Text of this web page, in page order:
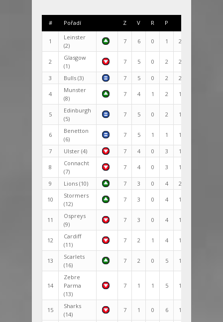
# Pořadí Z V R P
1
Leinster
(2)
7 6 0 1 227:136
2
Glasgow
(1)
7 5 0 2 208:163
3 Bulls (3) 7 5 0 2 274:156
4
Munster
(8)
7 4 1 2 172:122
5
Edinburgh
(5)
7 5 0 2 171:162
6
Benetton
(6)
7 5 1 1 125:123
7 Ulster (4) 7 4 0 3 175:168
8
Connacht
(7)
7 4 0 3 174:186
9 Lions (10) 7 3 0 4 210:157
10
Stormers
(12)
7 3 0 4 171:128
11
Ospreys
(9)
7 3 0 4 151:148
12
Cardiff
(11)
7 2 1 4 151:156
13
Scarlets
(16)
7 2 0 5 125:272
14
Zebre
Parma
(13)
7 1 1 5 156:252
15
Sharks
(14)
7 1 0 6 140:170